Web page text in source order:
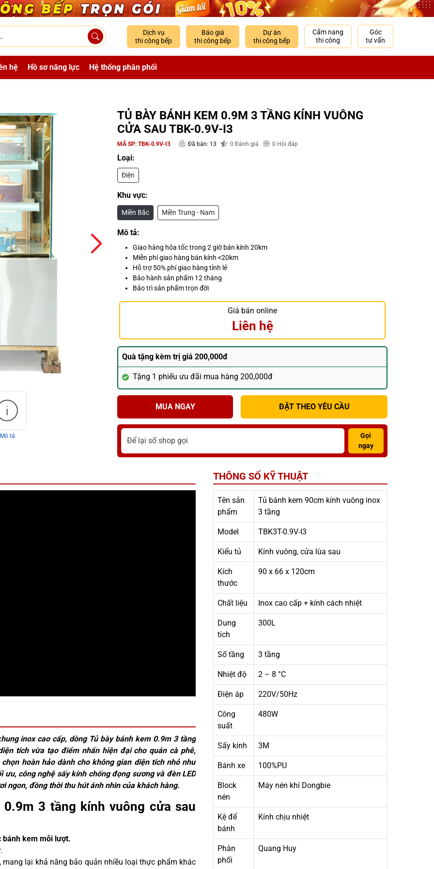
Dịch vụ
thi công bếp
Báo giá
thi công bếp
Dự án
thi công bếp
Cẩm nang
thi công
Góc
tư vấn
hệ Hồ sơ năng lực Hệ thống phân phối
Mô tả
TỦ BÀY BÁNH KEM 0.9M 3 TẦNG KÍNH VUÔNG
CỬA SAU TBK-0.9V-I3
MÃ SP: TBK-0.9V-I3 Đã bán: 13 0 Đánh giá 0 Hỏi đáp
Loại:
Điện
Khu vực:
Miền Bắc Miền Trung - Nam
Mô tả:
Giao hàng hỏa tốc trong 2 giờ bán kính 20km
Miễn phí giao hàng bán kính <20km
Hỗ trợ 50% phí giao hàng tỉnh lẻ
Bảo hành sản phẩm 12 tháng
Bảo trì sản phẩm trọn đời
Giá bán online
Liên hệ
Quà tặng kèm trị giá 200,000đ
Tặng 1 phiếu ưu đãi mua hàng 200,000đ
MUA NGAY ĐẶT THEO YÊU CẦU
Gọi
ngay
THÔNG SỐ KỸ THUẬT
Tên sản
phẩm
Tủ bánh kem 90cm kính vuông inox
3 tầng
Model TBK3T-0.9V-I3
Kiểu tủ Kính vuông, cửa lùa sau
Kích
thước
90 x 66 x 120cm
Chất liệu Inox cao cấp + kính cách nhiệt
Dung
tích
300L
Số tầng 3 tầng
Nhiệt độ 2 – 8 °C
Điện áp 220V/50Hz
Công
suất
480W
Sấy kính 3M
Bánh xe 100%PU
Block
nén
Máy nén khí Dongbie
Kệ để
bánh
Kính chịu nhiệt
Phân
phối
Quang Huy
inox cao cấp, dòng Tủ bày bánh kem 0.9m 3 tầng
tích vừa tạo điểm nhấn hiện đại cho quán cà phê,
hoàn hảo dành cho không gian diện tích nhỏ như
công nghệ sấy kính chống đọng sương và đèn LED
ngon, đồng thời thu hút ánh nhìn của khách hàng.
3 tầng kính vuông cửa sau
bánh kem mỗi lượt.
mang lại khả năng bảo quản nhiều loại thực phẩm khác